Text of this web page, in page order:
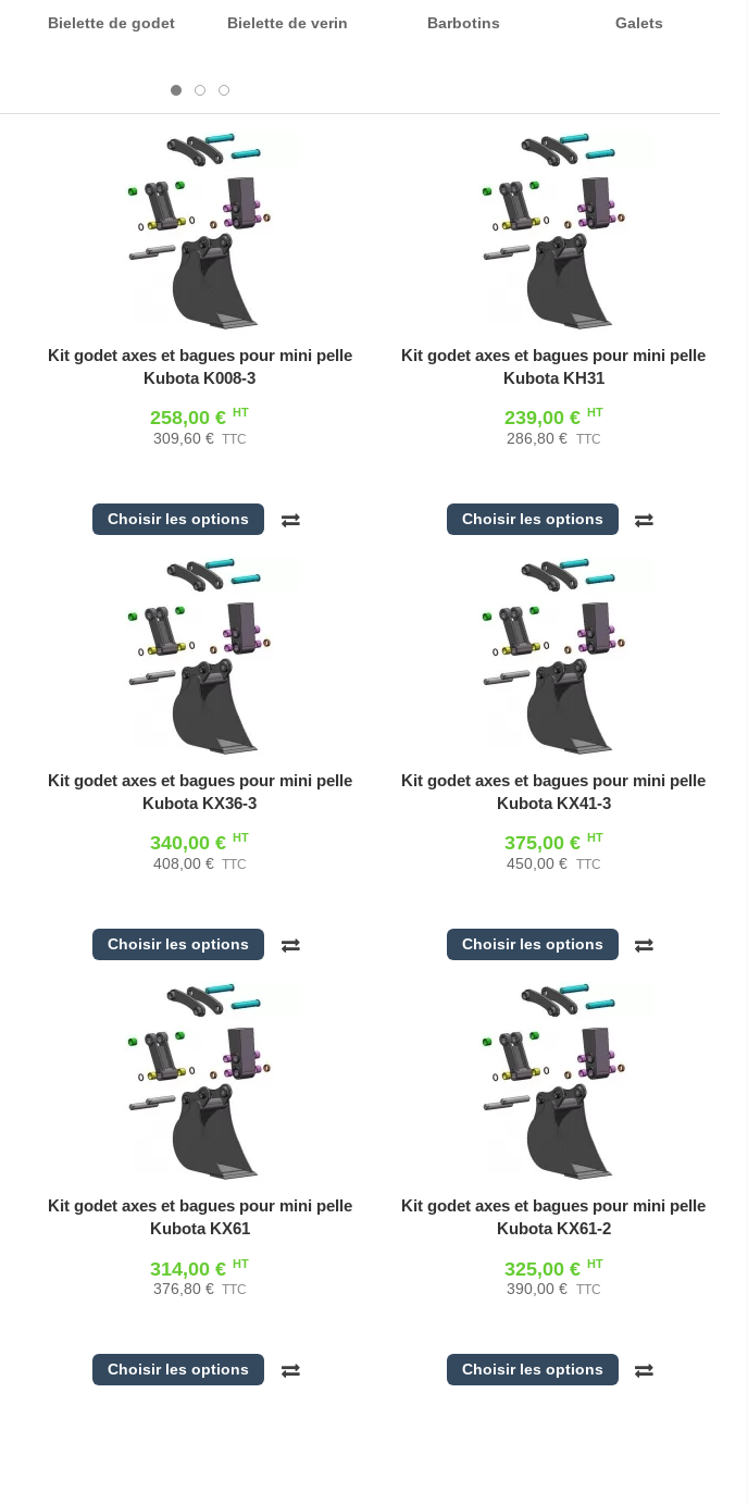
Bielette de godet Bielette de verin Barbotins Galets
Kit godet axes et bagues pour mini pelle
Kubota K008-3
258,00 € HT
309,60 € TTC
Choisir les options
Kit godet axes et bagues pour mini pelle
Kubota KH31
239,00 € HT
286,80 € TTC
Choisir les options
Kit godet axes et bagues pour mini pelle
Kubota KX36-3
340,00 € HT
408,00 € TTC
Choisir les options
Kit godet axes et bagues pour mini pelle
Kubota KX41-3
375,00 € HT
450,00 € TTC
Choisir les options
Kit godet axes et bagues pour mini pelle
Kubota KX61
314,00 € HT
376,80 € TTC
Choisir les options
Kit godet axes et bagues pour mini pelle
Kubota KX61-2
325,00 € HT
390,00 € TTC
Choisir les options